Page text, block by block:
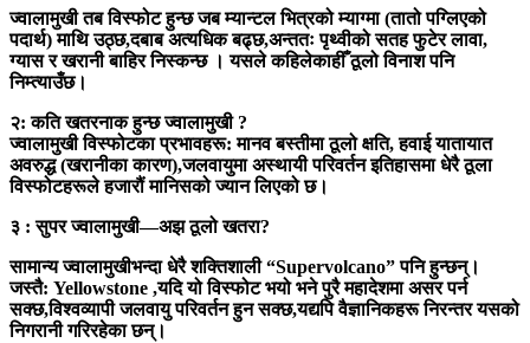
ज्वालामुखी तब विस्फोट हुन्छ जब म्यान्टल भित्रको म्याग्मा (तातो पग्लिएको
पदार्थ) माथि उठ्छ,दबाब अत्यधिक बढ्छ,अन्ततः पृथ्वीको सतह फुटेर लावा,
ग्यास र खरानी बाहिर निस्कन्छ । यसले कहिलेकाहीँ ठूलो विनाश पनि
निम्त्याउँछ।
२: कति खतरनाक हुन्छ ज्वालामुखी ?
ज्वालामुखी विस्फोटका प्रभावहरू: मानव बस्तीमा ठूलो क्षति, हवाई यातायात
अवरुद्ध (खरानीका कारण),जलवायुमा अस्थायी परिवर्तन इतिहासमा धेरै ठूला
विस्फोटहरूले हजारौं मानिसको ज्यान लिएको छ।
३ : सुपर ज्वालामुखी—अझ ठूलो खतरा?
सामान्य ज्वालामुखीभन्दा धेरै शक्तिशाली “Supervolcano” पनि हुन्छन्।
जस्तै: Yellowstone ,यदि यो विस्फोट भयो भने पुरै महादेशमा असर पर्न
सक्छ,विश्वव्यापी जलवायु परिवर्तन हुन सक्छ,यद्यपि वैज्ञानिकहरू निरन्तर यसको
निगरानी गरिरहेका छन्।